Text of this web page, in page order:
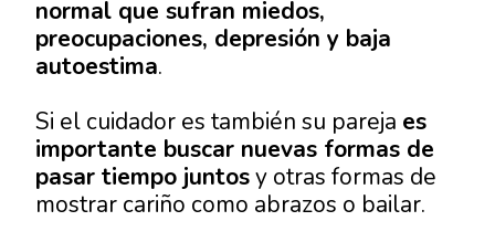
normal que sufran miedos,
preocupaciones, depresión y baja
autoestima.
Si el cuidador es también su pareja es
importante buscar nuevas formas de
pasar tiempo juntosy otras formas de
mostrar cariño como abrazos o bailar.